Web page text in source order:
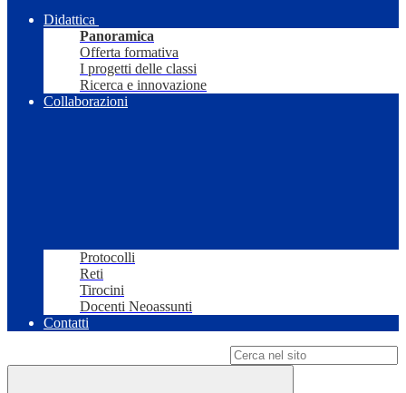
Didattica
Panoramica
Offerta formativa
I progetti delle classi
Ricerca e innovazione
Collaborazioni
Protocolli
Reti
Tirocini
Docenti Neoassunti
Contatti